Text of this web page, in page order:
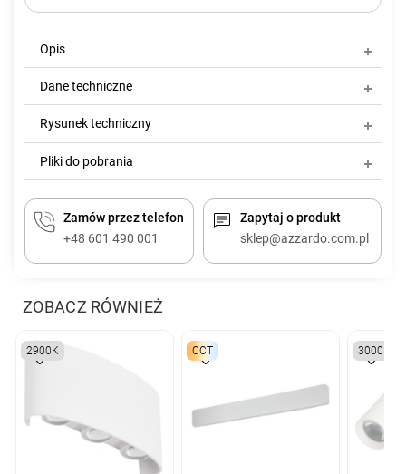
Opis
Dane techniczne
Rysunek techniczny
Pliki do pobrania
Zamów przez telefon
+48 601 490 001
Zapytaj o produkt
sklep@azzardo.com.pl
ZOBACZ RÓWNIEŻ
2900K CCT 3000K